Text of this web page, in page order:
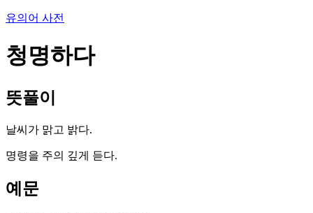
유의어 사전
청명하다
뜻풀이
날씨가 맑고 밝다.
명령을 주의 깊게 듣다.
예문